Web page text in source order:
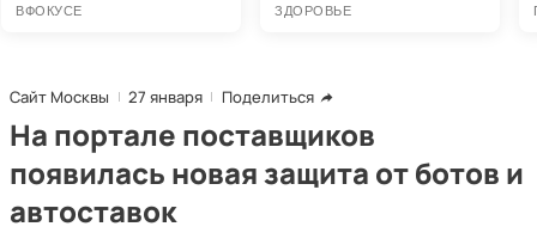
Сайт Москвы 27 января Поделиться
На портале поставщиков
появилась новая защита от ботов и
автоставок